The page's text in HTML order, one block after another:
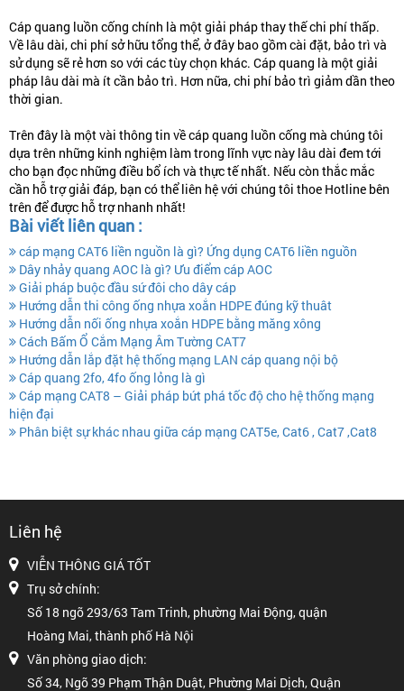
Cáp quang luồn cống chính là một giải pháp thay thế chi phí thấp.
Về lâu dài, chi phí sở hữu tổng thể, ở đây bao gồm cài đặt, bảo trì và
sử dụng sẽ rẻ hơn so với các tùy chọn khác. Cáp quang là một giải
pháp lâu dài mà ít cần bảo trì. Hơn nữa, chi phí bảo trì giảm dần theo
thời gian.
Trên đây là một vài thông tin về cáp quang luồn cống mà chúng tôi
dựa trên những kinh nghiệm làm trong lĩnh vực này lâu dài đem tới
cho bạn đọc những điều bổ ích và thực tế nhất. Nếu còn thắc mắc
cần hỗ trợ giải đáp, bạn có thể liên hệ với chúng tôi thoe Hotline bên
trên để được hỗ trợ nhanh nhất!
Bài viết liên quan :
cáp mạng CAT6 liền nguồn là gì? Ứng dụng CAT6 liền nguồn
Dây nhảy quang AOC là gì? Ưu điểm cáp AOC
Giải pháp buộc đầu sứ đôi cho dây cáp
Hướng dẫn thi công ống nhựa xoắn HDPE đúng kỹ thuât
Hướng dẫn nối ống nhựa xoắn HDPE bằng măng xông
Cách Bấm Ổ Cắm Mạng Âm Tường CAT7
Hướng dẫn lắp đặt hệ thống mạng LAN cáp quang nội bộ
Cáp quang 2fo, 4fo ống lỏng là gì
Cáp mạng CAT8 – Giải pháp bứt phá tốc độ cho hệ thống mạng
hiện đại
Phân biệt sự khác nhau giữa cáp mạng CAT5e, Cat6 , Cat7 ,Cat8
Liên hệ
VIỄN THÔNG GIÁ TỐT
Trụ sở chính:
Số 18 ngõ 293/63 Tam Trinh, phường Mai Động, quận
Hoàng Mai, thành phố Hà Nội
Văn phòng giao dịch:
Số 34, Ngõ 39 Phạm Thận Duật, Phường Mai Dịch, Quận